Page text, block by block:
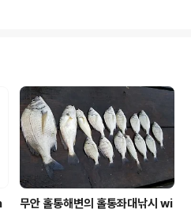
무안 홀통해변의 홀통좌대낚시 wi